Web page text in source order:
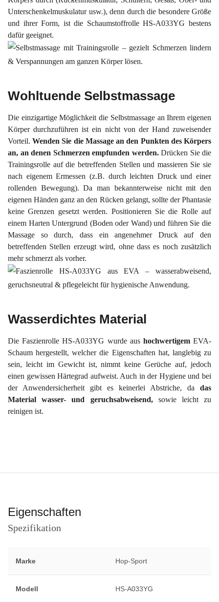
Unterschenkelmuskulatur usw.), denn durch die besondere Größe
und ihrer Form, ist die Schaumstoffrolle HS-A033YG bestens
dafür geeignet.
Wohltuende Selbstmassage
Die einzigartige Möglichkeit die Selbstmassage an Ihrem eigenen
Körper durchzuführen ist ein nicht von der Hand zuweisender
Vorteil.Wenden Sie die Massage an den Punkten des Körpers
an, an denen Schmerzen empfunden werden. Drücken Sie die
Trainingsrolle auf die betreffenden Stellen und massieren Sie sie
nach eigenem Ermessen (z.B. durch leichten Druck und einer
rollenden Bewegung). Da man bekannterweise nicht mit den
eigenen Händen ganz an den Rücken gelangt, sollte der Phantasie
keine Grenzen gesetzt werden. Positionieren Sie die Rolle auf
einem Harten Untergrund (Boden oder Wand) und führen Sie die
Massage so durch, dass ein angenehmer Druck auf den
betreffenden Stellen erzeugt wird, ohne dass es noch zusätzlich
mehr schmerzt als vorher.
Wasserdichtes Material
Die Faszienrolle HS-A033YG wurde aus hochwertigemEVA-
Schaum hergestellt, welcher die Eigenschaften hat, langlebig zu
sein, leicht im Gewicht ist, nimmt keine Gerüche auf, jedoch
einen gewissen Härtegrad aufweist. Auch in der Hygiene und bei
der Anwendersicherheit gibt es keinerlei Abstriche, da das
Material wasser- und geruchsabweisend,sowie leicht zu
reinigen ist.
Eigenschaften
Spezifikation
Marke Hop-Sport
Modell HS-A033YG